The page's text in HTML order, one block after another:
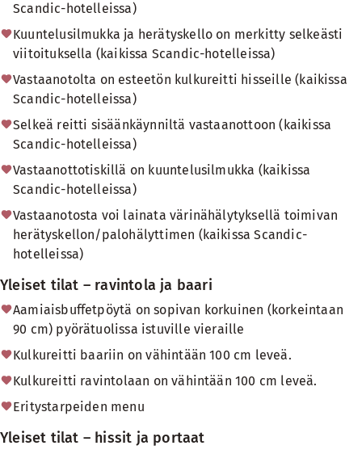
Scandic-hotelleissa)
Kuuntelusilmukka ja herätyskello on merkitty selkeästi
viitoituksella (kaikissa Scandic-hotelleissa)
Vastaanotolta on esteetön kulkureitti hisseille (kaikissa
Scandic-hotelleissa)
Selkeä reitti sisäänkäynniltä vastaanottoon (kaikissa
Scandic-hotelleissa)
Vastaanottotiskillä on kuuntelusilmukka (kaikissa
Scandic-hotelleissa)
Vastaanotosta voi lainata värinähälytyksellä toimivan
herätyskellon/palohälyttimen (kaikissa Scandic-
hotelleissa)
Yleiset tilat – ravintola ja baari
Aamiaisbuffetpöytä on sopivan korkuinen (korkeintaan
90 cm) pyörätuolissa istuville vieraille
Kulkureitti baariin on vähintään 100 cm leveä.
Kulkureitti ravintolaan on vähintään 100 cm leveä.
Eritystarpeiden menu
Yleiset tilat – hissit ja portaat